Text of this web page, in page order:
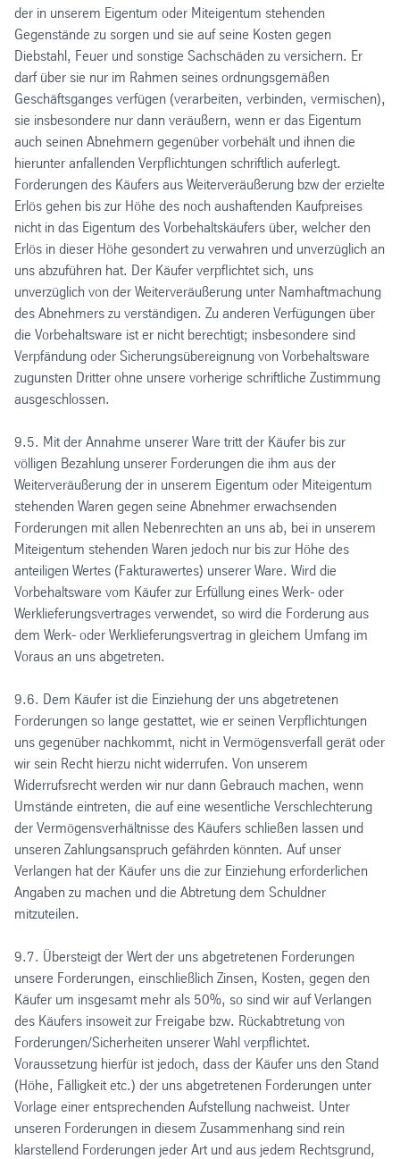
der in unserem Eigentum oder Miteigentum stehenden
Gegenstände zu sorgen und sie auf seine Kosten gegen
Diebstahl, Feuer und sonstige Sachschäden zu versichern. Er
darf über sie nur im Rahmen seines ordnungsgemäßen
Geschäftsganges verfügen (verarbeiten, verbinden, vermischen),
sie insbesondere nur dann veräußern, wenn er das Eigentum
auch seinen Abnehmern gegenüber vorbehält und ihnen die
hierunter anfallenden Verpflichtungen schriftlich auferlegt.
Forderungen des Käufers aus Weiterveräußerung bzw der erzielte
Erlös gehen bis zur Höhe des noch aushaftenden Kaufpreises
nicht in das Eigentum des Vorbehaltskäufers über, welcher den
Erlös in dieser Höhe gesondert zu verwahren und unverzüglich an
uns abzuführen hat. Der Käufer verpflichtet sich, uns
unverzüglich von der Weiterveräußerung unter Namhaftmachung
des Abnehmers zu verständigen. Zu anderen Verfügungen über
die Vorbehaltsware ist er nicht berechtigt; insbesondere sind
Verpfändung oder Sicherungsübereignung von Vorbehaltsware
zugunsten Dritter ohne unsere vorherige schriftliche Zustimmung
ausgeschlossen.
9.5. Mit der Annahme unserer Ware tritt der Käufer bis zur
völligen Bezahlung unserer Forderungen die ihm aus der
Weiterveräußerung der in unserem Eigentum oder Miteigentum
stehenden Waren gegen seine Abnehmer erwachsenden
Forderungen mit allen Nebenrechten an uns ab, bei in unserem
Miteigentum stehenden Waren jedoch nur bis zur Höhe des
anteiligen Wertes (Fakturawertes) unserer Ware. Wird die
Vorbehaltsware vom Käufer zur Erfüllung eines Werk- oder
Werklieferungsvertrages verwendet, so wird die Forderung aus
dem Werk- oder Werklieferungsvertrag in gleichem Umfang im
Voraus an uns abgetreten.
9.6. Dem Käufer ist die Einziehung der uns abgetretenen
Forderungen so lange gestattet, wie er seinen Verpflichtungen
uns gegenüber nachkommt, nicht in Vermögensverfall gerät oder
wir sein Recht hierzu nicht widerrufen. Von unserem
Widerrufsrecht werden wir nur dann Gebrauch machen, wenn
Umstände eintreten, die auf eine wesentliche Verschlechterung
der Vermögensverhältnisse des Käufers schließen lassen und
unseren Zahlungsanspruch gefährden könnten. Auf unser
Verlangen hat der Käufer uns die zur Einziehung erforderlichen
Angaben zu machen und die Abtretung dem Schuldner
mitzuteilen.
9.7. Übersteigt der Wert der uns abgetretenen Forderungen
unsere Forderungen, einschließlich Zinsen, Kosten, gegen den
Käufer um insgesamt mehr als 50%, so sind wir auf Verlangen
des Käufers insoweit zur Freigabe bzw. Rückabtretung von
Forderungen/Sicherheiten unserer Wahl verpflichtet.
Voraussetzung hierfür ist jedoch, dass der Käufer uns den Stand
(Höhe, Fälligkeit etc.) der uns abgetretenen Forderungen unter
Vorlage einer entsprechenden Aufstellung nachweist. Unter
unseren Forderungen in diesem Zusammenhang sind rein
klarstellend Forderungen jeder Art und aus jedem Rechtsgrund,